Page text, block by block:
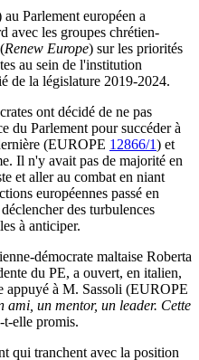
Parlement européen a
avec les groupes chrétien-
Renew Europe) sur les priorités
au sein de l'institution
de la législature 2019-2024.
ont décidé de ne pas
du Parlement pour succéder à
(EUROPE 12866/1) et
Il n'y avait pas de majorité en
et aller au combat en niant
européennes passé en
des turbulences
à anticiper.
démocrate maltaise Roberta
du PE, a ouvert, en italien,
appuyé à M. Sassoli (EUROPE
ami, un mentor, un leader. Cette
t-elle promis.
qui tranchent avec la position